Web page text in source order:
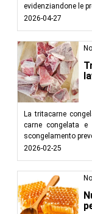
evidenziandone le
2026-04-27
La tritacarne
carne congelata
scongelamento
2026-02-25